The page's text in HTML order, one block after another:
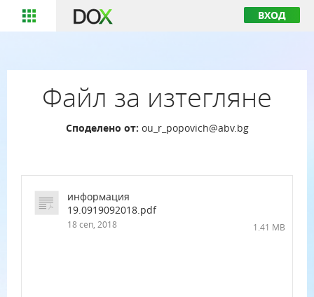
ВХОД
Файл за изтегляне
Споделено от: ou_r_popovich@abv.bg
информация
19.0919092018.pdf
18 сеп, 2018 1.41 MB